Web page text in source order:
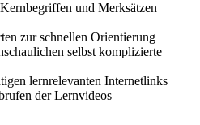
und Merksätzen
zur schnellen Orientierung
selbst komplizierte
lernrelevanten Internetlinks
der Lernvideos